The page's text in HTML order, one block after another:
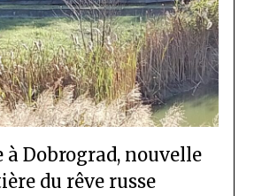
à Dobrograd, nouvelle
du rêve russe